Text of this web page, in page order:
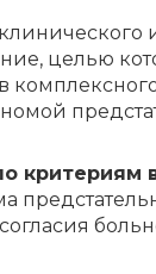
це­лью
кри­те­ри­ям